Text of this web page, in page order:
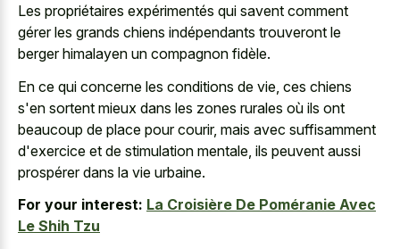
Les propriétaires expérimentés qui savent comment
gérer les grands chiens indépendants trouveront le
berger himalayen un compagnon fidèle.
En ce qui concerne les conditions de vie, ces chiens
s'en sortent mieux dans les zones rurales où ils ont
beaucoup de place pour courir, mais avec suffisamment
d'exercice et de stimulation mentale, ils peuvent aussi
prospérer dans la vie urbaine.
For your interest: La Croisière De Poméranie Avec
Le Shih Tzu